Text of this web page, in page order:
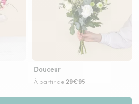
Douceur
À partir de29€95